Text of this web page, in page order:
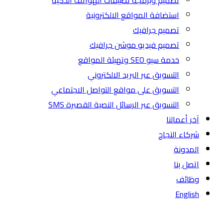
استضافة المواقع الالكترونية
تصميم جرافيك
تصميم فيديو موشن جرافيك
خدمة سيو SEO وتهيئة المواقع
التسويق عبر البريد الالكتروني
التسويق على مواقع التواصل الاجتماعي
التسويق عبر الرسائل النصية القصيرة SMS
آخر أعمالنا
شركاء النجاح
المدونة
اتصل بنا
وظائف
English